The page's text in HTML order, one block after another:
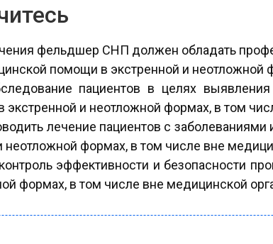
фельдшер СНП должен обладать
помощи в экстренной и неотложной
пациентов в целях
и неотложной формах, в том
лечение пациентов с
формах, в том числе вне
эффективности и безопасности
формах, в том числе вне медицинской